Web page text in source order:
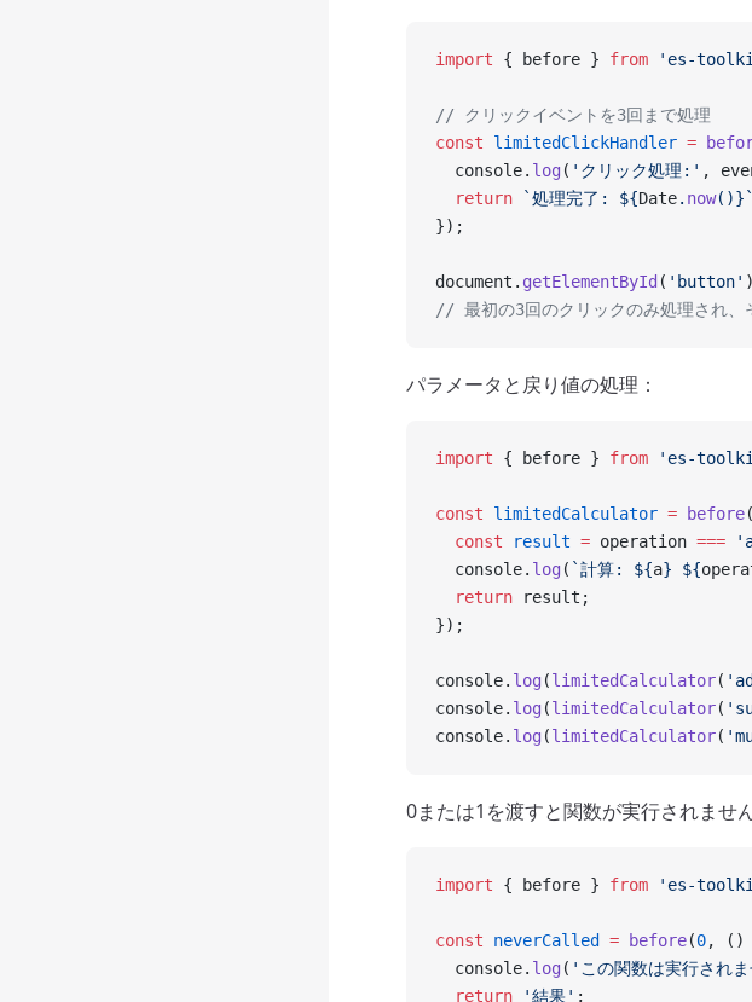
import { before } from 'es-
// クリックイベントを3回まで処理
const limitedClickHandler =
  console.
log ( 'クリック処理:' ,
  return
`処理完了: ${Date. now()}`
});
document. getElementById ( 'button'
// 最初の3回のクリックのみ処理され、
パラメータと戻り値の処理：
import { before } from 'es-
const limitedCalculator = before(
  const
result = operation ===
  console.
log ( `計算: ${a} ${
  return
result;
});
console. log (limitedCalculator(
console. log (limitedCalculator(
console. log (limitedCalculator(
0または1を渡すと関数が実行されませ
import { before } from 'es-
const neverCalled = before(0, ()
  console.
log ( 'この関数は実行され
  return
'結果' ;